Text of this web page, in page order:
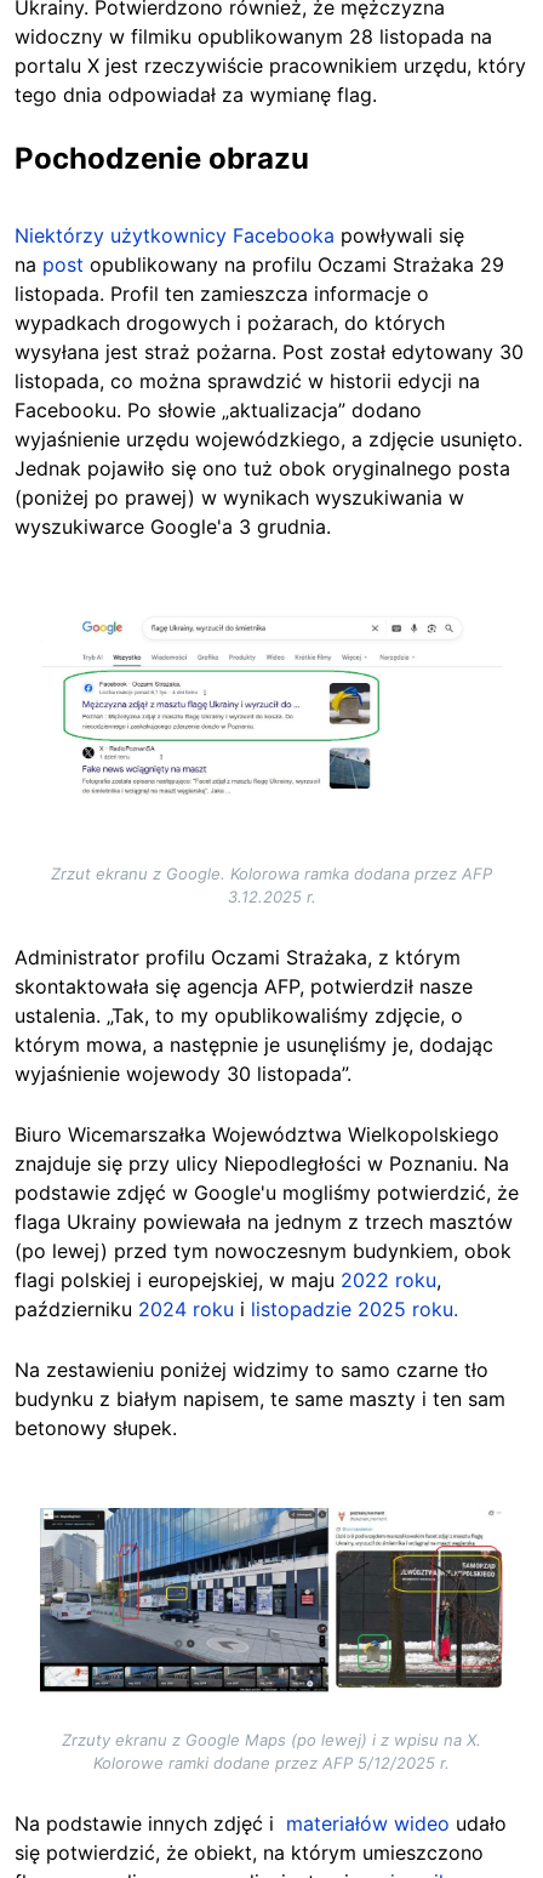
Ukrainy. Potwierdzono również, że mężczyzna
widoczny w filmiku opublikowanym 28 listopada na
portalu X jest rzeczywiście pracownikiem urzędu, który
tego dnia odpowiadał za wymianę flag.
Pochodzenie obrazu
Niektórzy użytkownicy Facebooka powływali się
na post opublikowany na profilu Oczami Strażaka 29
listopada. Profil ten zamieszcza informacje o
wypadkach drogowych i pożarach, do których
wysyłana jest straż pożarna. Post został edytowany 30
listopada, co można sprawdzić w historii edycji na
Facebooku. Po słowie „aktualizacja” dodano
wyjaśnienie urzędu wojewódzkiego, a zdjęcie usunięto.
Jednak pojawiło się ono tuż obok oryginalnego posta
(poniżej po prawej) w wynikach wyszukiwania w
wyszukiwarce Google'a 3 grudnia.
Zrzut ekranu z Google. Kolorowa ramka dodana przez AFP
3.12.2025 r.
Administrator profilu Oczami Strażaka, z którym
skontaktowała się agencja AFP, potwierdził nasze
ustalenia. „Tak, to my opublikowaliśmy zdjęcie, o
którym mowa, a następnie je usunęliśmy je, dodając
wyjaśnienie wojewody 30 listopada”.
Biuro Wicemarszałka Województwa Wielkopolskiego
znajduje się przy ulicy Niepodległości w Poznaniu. Na
podstawie zdjęć w Google'u mogliśmy potwierdzić, że
flaga Ukrainy powiewała na jednym z trzech masztów
(po lewej) przed tym nowoczesnym budynkiem, obok
flagi polskiej i europejskiej, w maju 2022 roku,
październiku 2024 roku i listopadzie 2025 roku.
Na zestawieniu poniżej widzimy to samo czarne tło
budynku z białym napisem, te same maszty i ten sam
betonowy słupek.
Image
Zrzuty ekranu z Google Maps (po lewej) i z wpisu na X.
Kolorowe ramki dodane przez AFP 5/12/2025 r.
Na podstawie innych zdjęć i materiałów wideo udało
się potwierdzić, że obiekt, na którym umieszczono